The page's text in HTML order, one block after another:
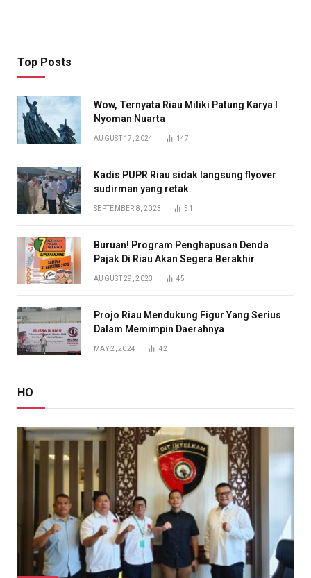
Top Posts
Wow, Ternyata Riau Miliki Patung Karya I
Nyoman Nuarta
AUGUST 17, 2024 147
Kadis PUPR Riau sidak langsung flyover
sudirman yang retak.
SEPTEMBER 8, 2023 51
Buruan! Program Penghapusan Denda
Pajak Di Riau Akan Segera Berakhir
AUGUST 29, 2023 45
Projo Riau Mendukung Figur Yang Serius
Dalam Memimpin Daerahnya
MAY 2, 2024 42
HO